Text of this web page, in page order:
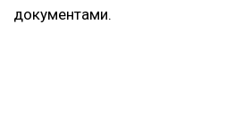
документами.